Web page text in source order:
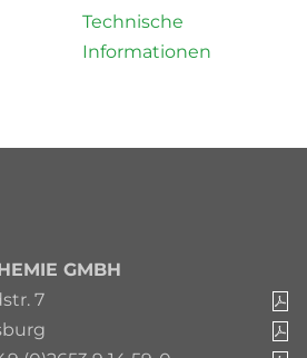
Technische
Informationen
GMBH
7